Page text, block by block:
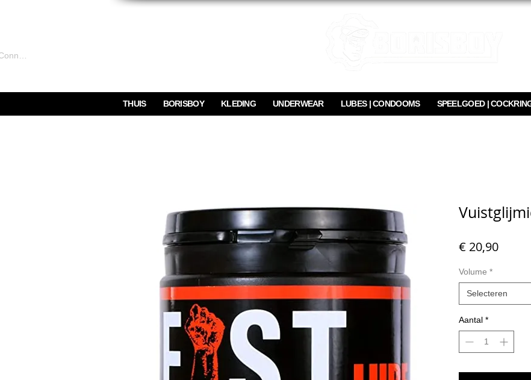
THUIS BORISBOY KLEDING UNDERWEAR LUBES | CONDOOMS SPEELGOED |
€ 20,90Prijs
Volume *
Selecteren
Aantal *